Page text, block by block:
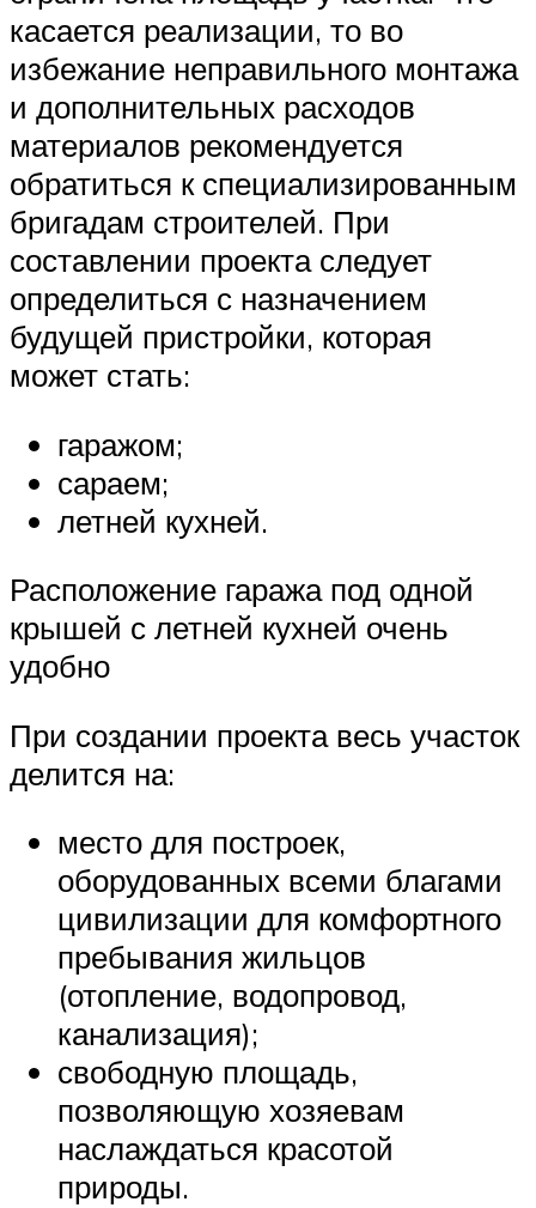
касается реализации, то во
избежание неправильного монтажа
и дополнительных расходов
материалов рекомендуется
обратиться к специализированным
бригадам строителей. При
составлении проекта следует
определиться с назначением
будущей пристройки, которая
может стать:
гаражом;
сараем;
летней кухней.
Расположение гаража под одной
крышей с летней кухней очень
удобно
При создании проекта весь участок
делится на:
место для построек,
оборудованных всеми благами
цивилизации для комфортного
пребывания жильцов
(отопление, водопровод,
канализация);
свободную площадь,
позволяющую хозяевам
наслаждаться красотой
природы.